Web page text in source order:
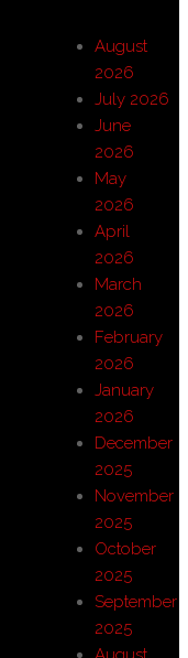
August
2026
July 2026
June
2026
May
2026
April
2026
March
2026
February
2026
January
2026
December
2025
November
2025
October
2025
September
2025